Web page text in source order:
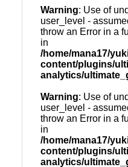
Warning: Use of
user_level -
throw an Error in a
in
/home/mana17/
content/plugins/
analytics/
Warning: Use of
user_level -
throw an Error in a
in
/home/mana17/
content/plugins/
analytics/